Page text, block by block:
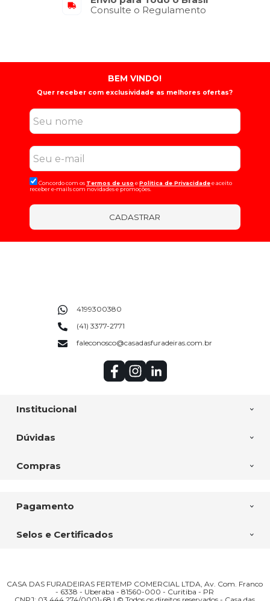
Consulte o Regulamento
BEM VINDO!
Quer receber com exclusividade as melhores ofertas?
Concordo com os Termos de uso ePolitica de Privacidadee aceito
receber e-mails com novidades e promoções.
CADASTRAR
Institucional
Dúvidas
Compras
4199300380
(41) 3377-2771
faleconosco@casadasfuradeiras.com.br
Pagamento
Selos e Certificados
CASA DAS FURADEIRAS FERTEMP COMERCIAL LTDA, Av. Com. Franco
- 6338 - Uberaba - 81560-000 - Curitiba - PR